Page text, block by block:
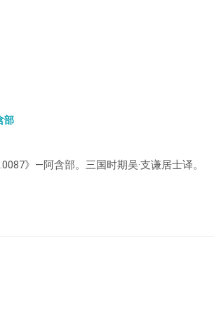
部
》—阿含部。三国时期吴·支谦居士译。